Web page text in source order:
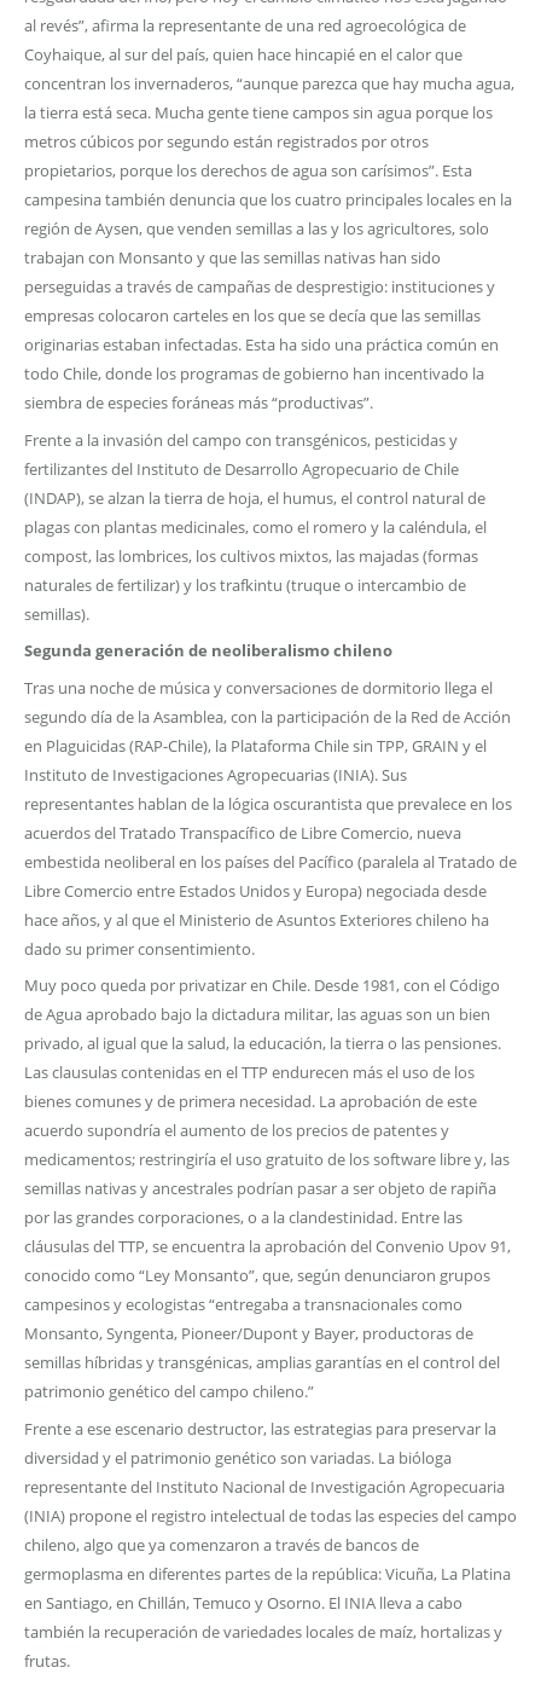
al revés”, afirma la representante de una red agroecológica de
Coyhaique, al sur del país, quien hace hincapié en el calor que
concentran los invernaderos, “aunque parezca que hay mucha agua,
la tierra está seca. Mucha gente tiene campos sin agua porque los
metros cúbicos por segundo están registrados por otros
propietarios, porque los derechos de agua son carísimos”. Esta
campesina también denuncia que los cuatro principales locales en la
región de Aysen, que venden semillas a las y los agricultores, solo
trabajan con Monsanto y que las semillas nativas han sido
perseguidas a través de campañas de desprestigio: instituciones y
empresas colocaron carteles en los que se decía que las semillas
originarias estaban infectadas. Esta ha sido una práctica común en
todo Chile, donde los programas de gobierno han incentivado la
siembra de especies foráneas más “productivas”.
Frente a la invasión del campo con transgénicos, pesticidas y
fertilizantes del Instituto de Desarrollo Agropecuario de Chile
(INDAP), se alzan la tierra de hoja, el humus, el control natural de
plagas con plantas medicinales, como el romero y la caléndula, el
compost, las lombrices, los cultivos mixtos, las majadas (formas
naturales de fertilizar) y los trafkintu (truque o intercambio de
semillas).
Segunda generación de neoliberalismo chileno
Tras una noche de música y conversaciones de dormitorio llega el
segundo día de la Asamblea, con la participación de la Red de Acción
en Plaguicidas (RAP-Chile), la Plataforma Chile sin TPP, GRAIN y el
Instituto de Investigaciones Agropecuarias (INIA). Sus
representantes hablan de la lógica oscurantista que prevalece en los
acuerdos del Tratado Transpacífico de Libre Comercio, nueva
embestida neoliberal en los países del Pacífico (paralela al Tratado de
Libre Comercio entre Estados Unidos y Europa) negociada desde
hace años, y al que el Ministerio de Asuntos Exteriores chileno ha
dado su primer consentimiento.
Muy poco queda por privatizar en Chile. Desde 1981, con el Código
de Agua aprobado bajo la dictadura militar, las aguas son un bien
privado, al igual que la salud, la educación, la tierra o las pensiones.
Las clausulas contenidas en el TTP endurecen más el uso de los
bienes comunes y de primera necesidad. La aprobación de este
acuerdo supondría el aumento de los precios de patentes y
medicamentos; restringiría el uso gratuito de los software libre y, las
semillas nativas y ancestrales podrían pasar a ser objeto de rapiña
por las grandes corporaciones, o a la clandestinidad. Entre las
cláusulas del TTP, se encuentra la aprobación del Convenio Upov 91,
conocido como “Ley Monsanto”, que, según denunciaron grupos
campesinos y ecologistas “entregaba a transnacionales como
Monsanto, Syngenta, Pioneer/Dupont y Bayer, productoras de
semillas híbridas y transgénicas, amplias garantías en el control del
patrimonio genético del campo chileno.”
Frente a ese escenario destructor, las estrategias para preservar la
diversidad y el patrimonio genético son variadas. La bióloga
representante del Instituto Nacional de Investigación Agropecuaria
(INIA) propone el registro intelectual de todas las especies del campo
chileno, algo que ya comenzaron a través de bancos de
germoplasma en diferentes partes de la república: Vicuña, La Platina
en Santiago, en Chillán, Temuco y Osorno. El INIA lleva a cabo
también la recuperación de variedades locales de maíz, hortalizas y
frutas.